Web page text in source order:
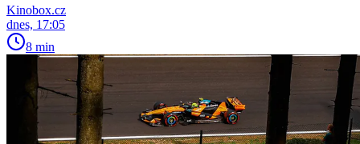
Kinobox.cz
dnes, 17:05
8 min